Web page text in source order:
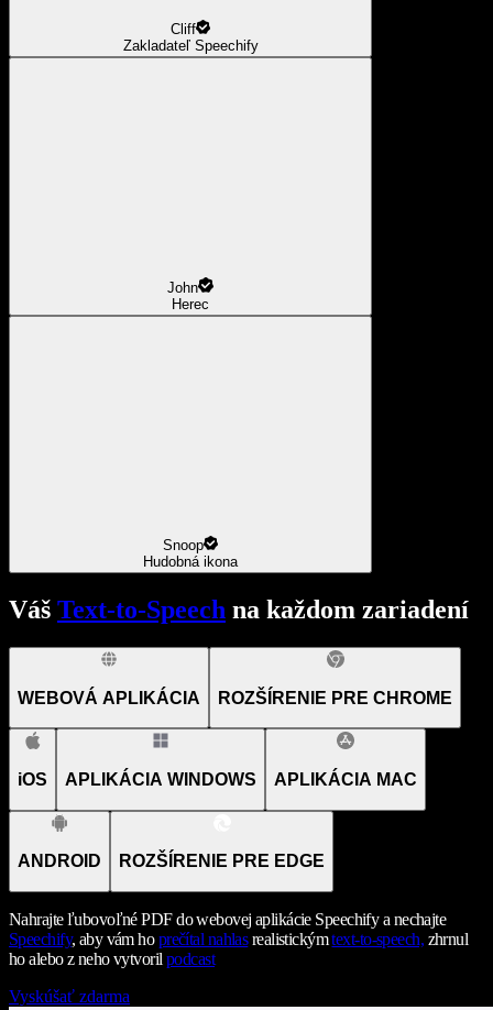
Cliff
Zakladateľ Speechify
John
Herec
Snoop
Hudobná ikona
Váš Text-to-Speech na každom zariadení
WEBOVÁ APLIKÁCIA ROZŠÍRENIE PRE CHROME
iOS APLIKÁCIA WINDOWS APLIKÁCIA MAC
ANDROID ROZŠÍRENIE PRE EDGE
Nahrajte ľubovoľné PDF do webovej aplikácie Speechify a nechajte
Speechify, aby vám hoprečítal nahlasrealistickýmtext-to-speech, zhrnul
ho alebo z neho vytvorilpodcast
Vyskúšať zdarma